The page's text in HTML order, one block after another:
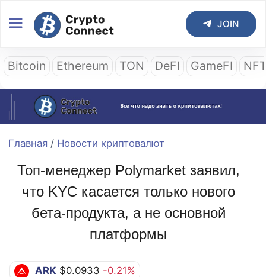
JOIN
Bitcoin Ethereum TON DeFI GameFI
Главная / Новости криптовалют
Топ-менеджер Polymarket заявил,
что KYC касается только нового
бета-продукта, а не основной
платформы
ARK $0.0933 -0.21%